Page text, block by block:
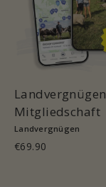
Landvergnügen
Mitgliedschaft
Landvergnügen
€69.90